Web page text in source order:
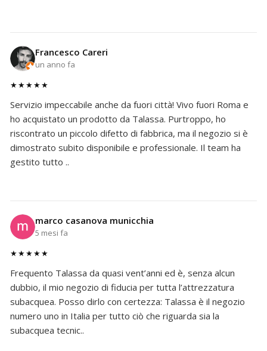
Francesco Careri
un anno fa
★★★★★
Servizio impeccabile anche da fuori città! Vivo fuori Roma e
ho acquistato un prodotto da Talassa. Purtroppo, ho
riscontrato un piccolo difetto di fabbrica, ma il negozio si è
dimostrato subito disponibile e professionale. Il team ha
gestito tutto ..
marco casanova municchia
5 mesi fa
★★★★★
Frequento Talassa da quasi vent’anni ed è, senza alcun
dubbio, il mio negozio di fiducia per tutta l’attrezzatura
subacquea. Posso dirlo con certezza: Talassa è il negozio
numero uno in Italia per tutto ciò che riguarda sia la
subacquea tecnic..